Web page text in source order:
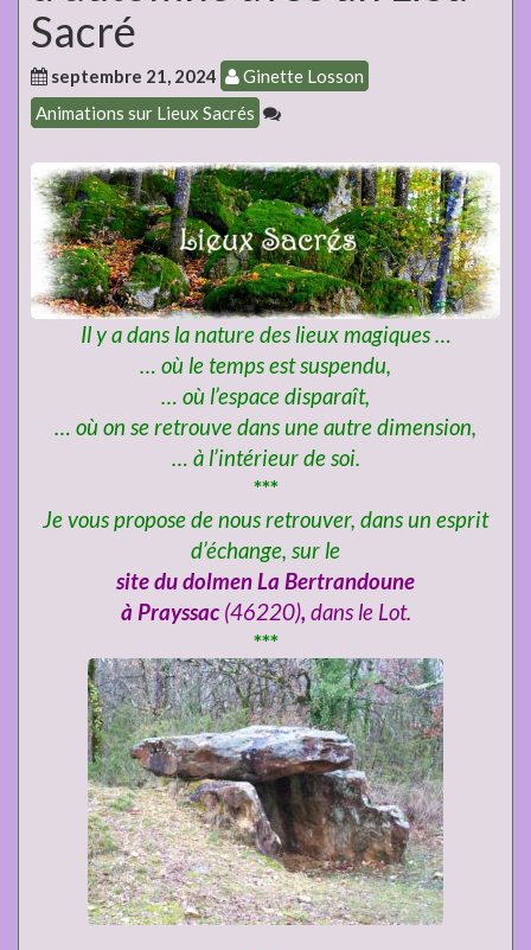
Sacré
septembre 21, 2024
Ginette Losson
Animations sur Lieux Sacrés
Il y a dans la nature des lieux magiques …
… où le temps est suspendu,
… où l’espace disparaît,
… où on se retrouve dans une autre dimension,
… à l’intérieur de soi.
***
Je vous propose de nous retrouver, dans un esprit
d’échange, sur le
site du dolmen La Bertrandoune
à Prayssac (46220), dans le Lot.
***